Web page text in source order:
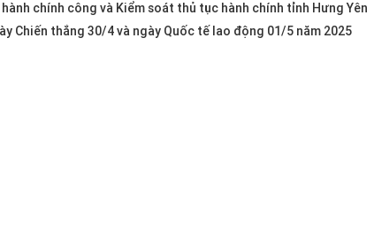
chính công và Kiểm soát thủ tục hành chính tỉnh Hưng Yên
Chiến thắng 30/4 và ngày Quốc tế lao động 01/5 năm 2025